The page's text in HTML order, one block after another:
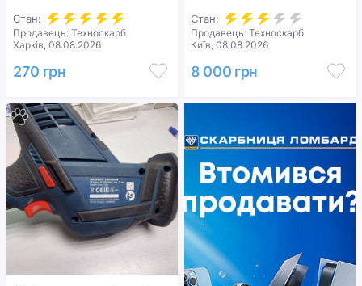
Стан:
Продавець: Техноскарб
Харків, 08.08.2026
270 грн
Стан:
Продавець: Техноскарб
Київ, 08.08.2026
8 000 грн